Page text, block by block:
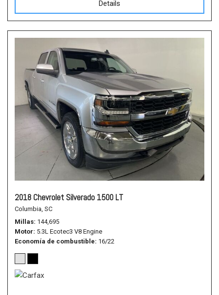
Details
2018 Chevrolet Silverado 1500 LT
Columbia, SC
Millas 144,695
Motor 5.3L Ecotec3 V8 Engine
Economía de combustible 16/22